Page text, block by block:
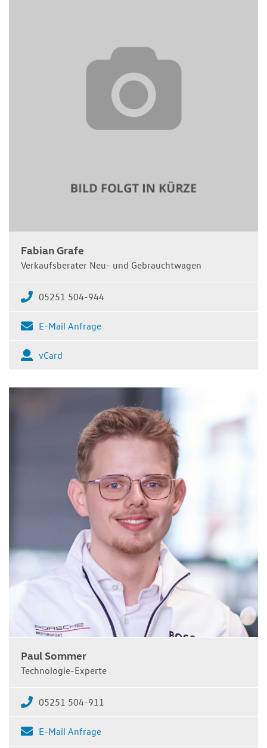
Fabian Grafe
Verkaufsberater Neu- und Gebrauchtwagen
05251 504-944
E-Mail Anfrage
vCard
Paul Sommer
Technologie-Experte
05251 504-911
E-Mail Anfrage